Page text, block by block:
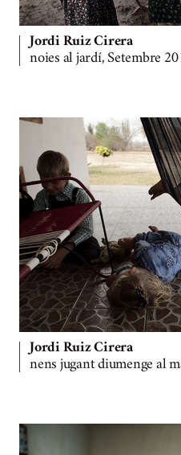
Jordi Ruiz Cirera
noies al jardí, Setembre
Jordi Ruiz Cirera
nens jugant diumenge al